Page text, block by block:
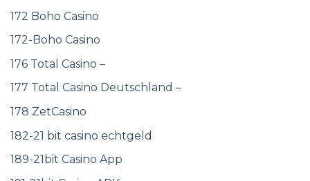
172 Boho Casino
172-Boho Casino
176 Total Casino –
177 Total Casino Deutschland –
178 ZetCasino
182-21 bit casino echtgeld
189-21bit Casino App